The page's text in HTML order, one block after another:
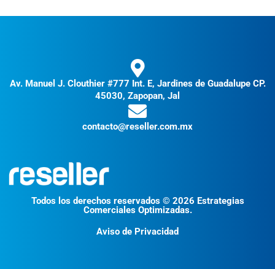
Av. Manuel J. Clouthier #777 Int. E, Jardines de Guadalupe CP.
45030, Zapopan, Jal
contacto@reseller.com.mx
Todos los derechos reservados © 2026 Estrategias
Comerciales Optimizadas.
Aviso de Privacidad